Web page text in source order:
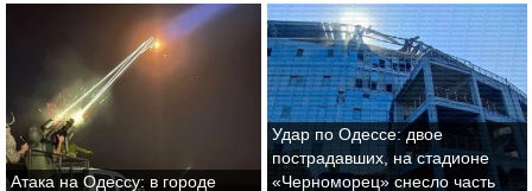
Атака на Одессу: в городе
Удар по Одессе: двое
пострадавших, на стадионе
«Черноморец» снесло часть